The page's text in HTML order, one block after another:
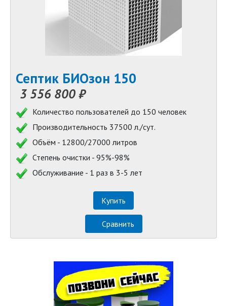
Септик БИОзон 150
3 556 800 ₽
Количество пользователей до 150 человек
Производительность 37500 л./сут.
Объём - 12800/27000 литров
Степень очистки - 95%-98%
Обслуживание - 1 раз в 3-5 лет
Купить
Сравнить